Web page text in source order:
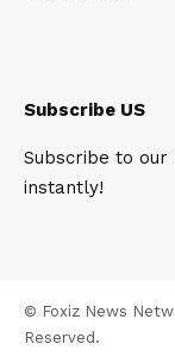
Subscribe US
Subscribe to
instantly!
© Foxiz News
Reserved.